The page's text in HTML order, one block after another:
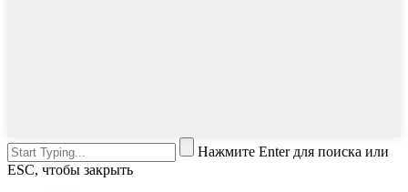
Нажмите Enter для поиска или
ESC, чтобы закрыть